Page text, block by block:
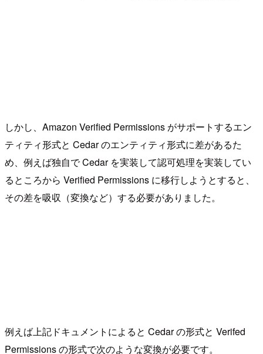
しかし、Amazon Verified Permissions がサポートするエン
ティティ形式と Cedar のエンティティ形式に差があるた
め、例えば独自で Cedar を実装して認可処理を実装してい
るところから Verified Permissions に移行しようとすると、
その差を吸収（変換など）する必要がありました。
例えば上記ドキュメントによると Cedar の形式と Verifed
Permissions の形式で次のような変換が必要です。